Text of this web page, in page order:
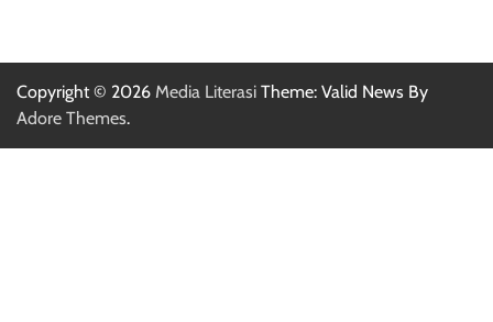
Copyright © 2026 Media Literasi Theme: Valid News By
Adore Themes.